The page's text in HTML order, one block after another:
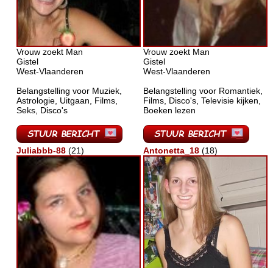
Vrouw zoekt Man
Gistel
West-Vlaanderen
Belangstelling voor Muziek,
Astrologie, Uitgaan, Films,
Seks, Disco's
Vrouw zoekt Man
Gistel
West-Vlaanderen
Belangstelling voor Romantiek,
Films, Disco's, Televisie kijken,
Boeken lezen
Juliabbb-88 (21) Antonetta_18 (18)